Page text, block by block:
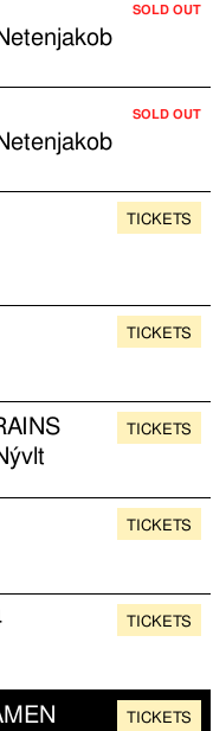
SOLD OUT
SOLD OUT
TICKETS
TICKETS
TICKETS
TICKETS
TICKETS
TICKETS